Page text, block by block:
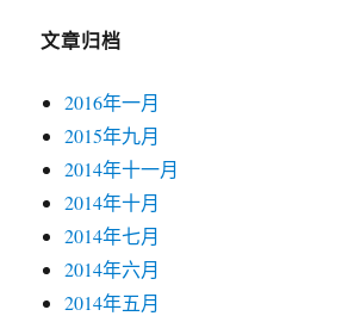
文章归档
2016年一月
2015年九月
2014年十一月
2014年十月
2014年七月
2014年六月
2014年五月